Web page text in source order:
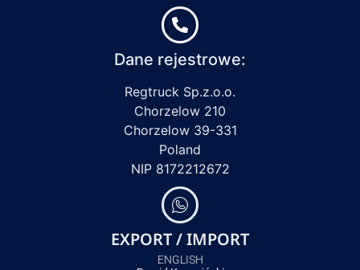
Dane rejestrowe:
Regtruck Sp.z.o.o.
Chorzelow 210
Chorzelow 39-331
Poland
NIP 8172212672
EXPORT / IMPORT
ENGLISH